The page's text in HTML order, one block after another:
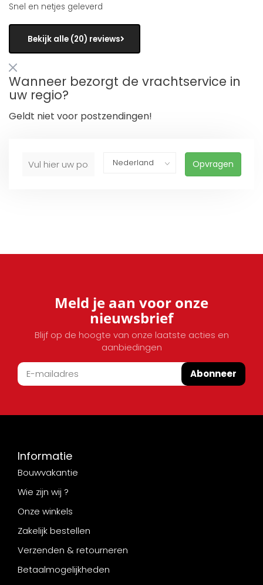
Snel en netjes geleverd
Bekijk alle (20) reviews
Wanneer bezorgt de vrachtservice in
uw regio?
Geldt niet voor postzendingen!
Opvragen
Meld je aan voor onze
nieuwsbrief
Blijf op de hoogte van onze laatste acties en
aanbiedingen
Abonneer
Informatie
Bouwvakantie
Wie zijn wij ?
Onze winkels
Zakelijk bestellen
Verzenden & retourneren
Betaalmogelijkheden